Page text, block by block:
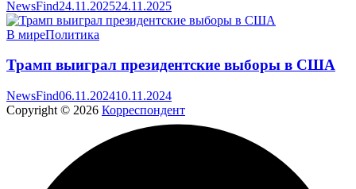
NewsFind24.11.202524.11.2025
В миреПолитика
Трамп выиграл президентские выборы в США
NewsFind06.11.202410.11.2024
Copyright © 2026 Корреспондент